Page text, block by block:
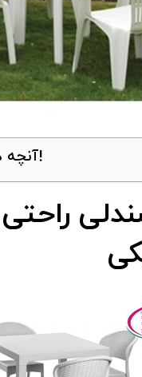
آنچه در اینجا میخوانید!
راحتی